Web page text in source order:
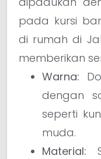
pada kursi
di rumah di
memberikan
Warna:
dengan
seperti
muda.
Material: